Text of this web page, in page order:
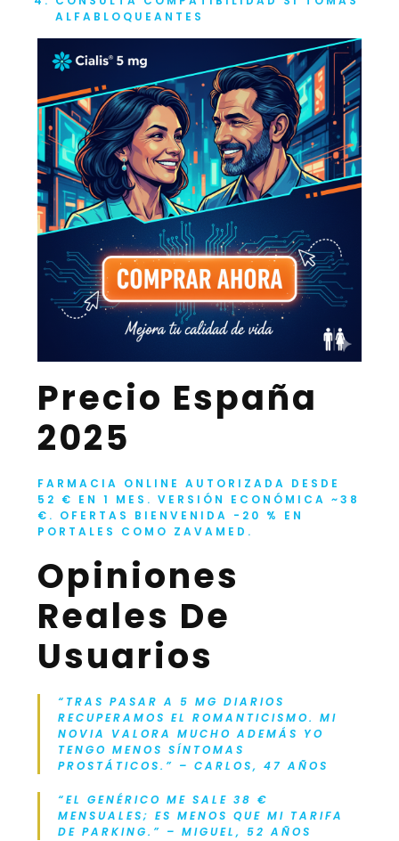
ALFABLOQUEANTES
Precio España
2025
FARMACIA ONLINE AUTORIZADA DESDE
52 € EN 1 MES. VERSIÓN ECONÓMICA ~38
€. OFERTAS BIENVENIDA -20 % EN
PORTALES COMO ZAVAMED.
Opiniones
Reales De
Usuarios
“TRAS PASAR A 5 MG DIARIOS
RECUPERAMOS EL ROMANTICISMO. MI
NOVIA VALORA MUCHO ADEMÁS YO
TENGO MENOS SÍNTOMAS
PROSTÁTICOS.” – CARLOS, 47 AÑOS
“EL GENÉRICO ME SALE 38 €
MENSUALES; ES MENOS QUE MI TARIFA
DE PARKING.” – MIGUEL, 52 AÑOS